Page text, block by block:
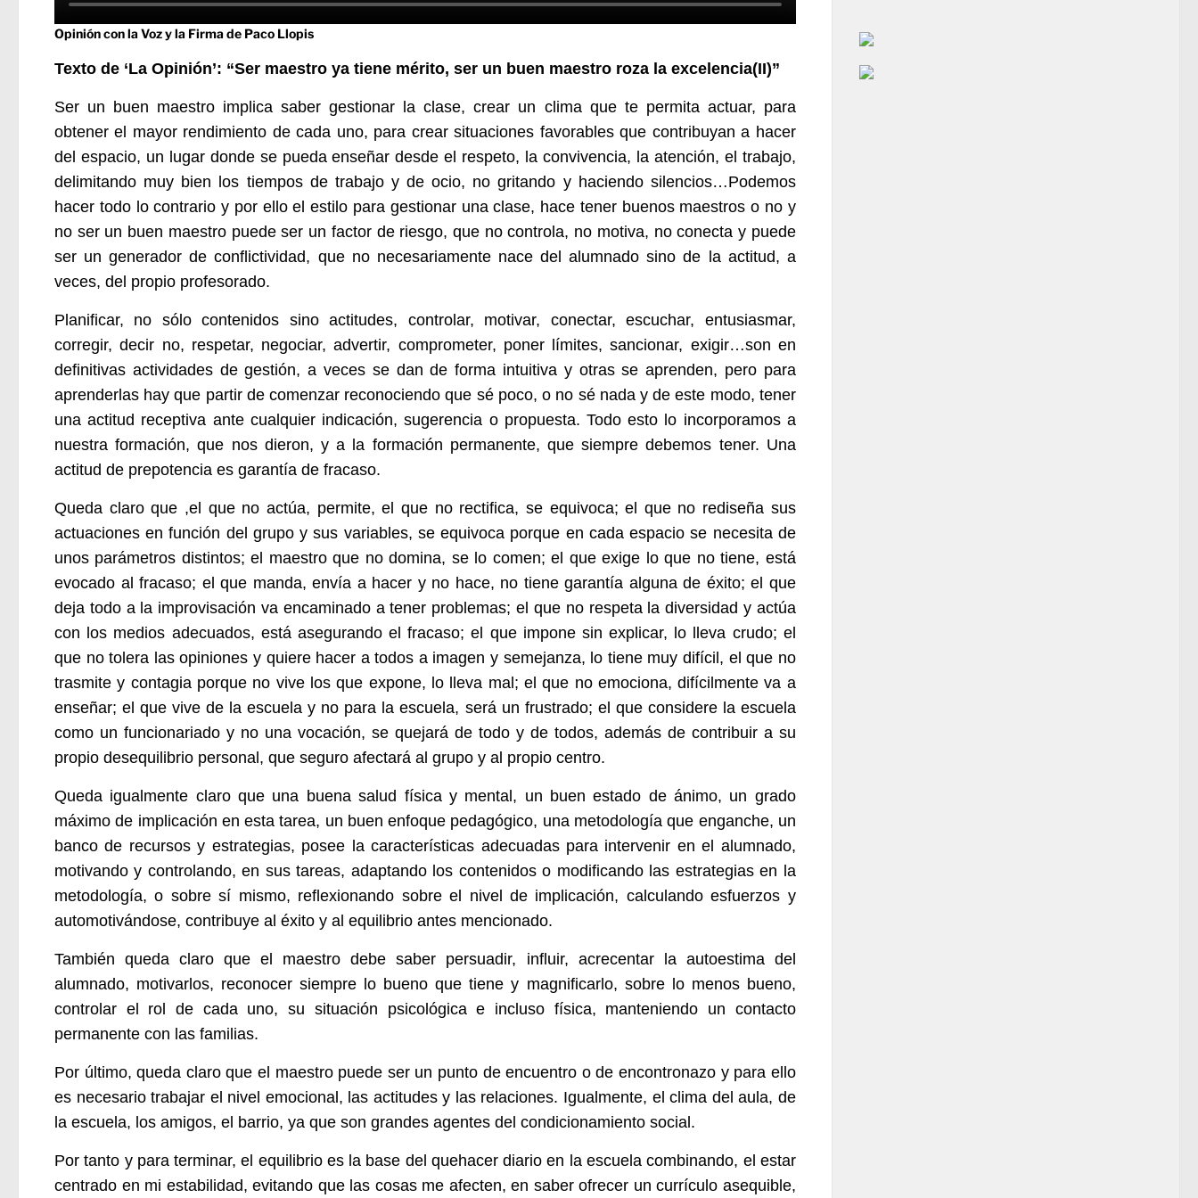
Opinión con la Voz y la Firma de Paco Llopis
Texto de ‘La Opinión’: “Ser maestro ya tiene mérito, ser un buen maestro roza la excelencia(II)”
Ser un buen maestro implica saber gestionar la clase, crear un clima que te permita actuar, para
obtener el mayor rendimiento de cada uno, para crear situaciones favorables que contribuyan a hacer
del espacio, un lugar donde se pueda enseñar desde el respeto, la convivencia, la atención, el trabajo,
delimitando muy bien los tiempos de trabajo y de ocio, no gritando y haciendo silencios…Podemos
hacer todo lo contrario y por ello el estilo para gestionar una clase, hace tener buenos maestros o no y
no ser un buen maestro puede ser un factor de riesgo, que no controla, no motiva, no conecta y puede
ser un generador de conflictividad, que no necesariamente nace del alumnado sino de la actitud, a
veces, del propio profesorado.
Planificar, no sólo contenidos sino actitudes, controlar, motivar, conectar, escuchar, entusiasmar,
corregir, decir no, respetar, negociar, advertir, comprometer, poner límites, sancionar, exigir…son en
definitivas actividades de gestión, a veces se dan de forma intuitiva y otras se aprenden, pero para
aprenderlas hay que partir de comenzar reconociendo que sé poco, o no sé nada y de este modo, tener
una actitud receptiva ante cualquier indicación, sugerencia o propuesta. Todo esto lo incorporamos a
nuestra formación, que nos dieron, y a la formación permanente, que siempre debemos tener. Una
actitud de prepotencia es garantía de fracaso.
Queda claro que ,el que no actúa, permite, el que no rectifica, se equivoca; el que no rediseña sus
actuaciones en función del grupo y sus variables, se equivoca porque en cada espacio se necesita de
unos parámetros distintos; el maestro que no domina, se lo comen; el que exige lo que no tiene, está
evocado al fracaso; el que manda, envía a hacer y no hace, no tiene garantía alguna de éxito; el que
deja todo a la improvisación va encaminado a tener problemas; el que no respeta la diversidad y actúa
con los medios adecuados, está asegurando el fracaso; el que impone sin explicar, lo lleva crudo; el
que no tolera las opiniones y quiere hacer a todos a imagen y semejanza, lo tiene muy difícil, el que no
trasmite y contagia porque no vive los que expone, lo lleva mal; el que no emociona, difícilmente va a
enseñar; el que vive de la escuela y no para la escuela, será un frustrado; el que considere la escuela
como un funcionariado y no una vocación, se quejará de todo y de todos, además de contribuir a su
propio desequilibrio personal, que seguro afectará al grupo y al propio centro.
Queda igualmente claro que una buena salud física y mental, un buen estado de ánimo, un grado
máximo de implicación en esta tarea, un buen enfoque pedagógico, una metodología que enganche, un
banco de recursos y estrategias, posee la características adecuadas para intervenir en el alumnado,
motivando y controlando, en sus tareas, adaptando los contenidos o modificando las estrategias en la
metodología, o sobre sí mismo, reflexionando sobre el nivel de implicación, calculando esfuerzos y
automotivándose, contribuye al éxito y al equilibrio antes mencionado.
También queda claro que el maestro debe saber persuadir, influir, acrecentar la autoestima del
alumnado, motivarlos, reconocer siempre lo bueno que tiene y magnificarlo, sobre lo menos bueno,
controlar el rol de cada uno, su situación psicológica e incluso física, manteniendo un contacto
permanente con las familias.
Por último, queda claro que el maestro puede ser un punto de encuentro o de encontronazo y para ello
es necesario trabajar el nivel emocional, las actitudes y las relaciones. Igualmente, el clima del aula, de
la escuela, los amigos, el barrio, ya que son grandes agentes del condicionamiento social.
Por tanto y para terminar, el equilibrio es la base del quehacer diario en la escuela combinando, el estar
centrado en mi estabilidad, evitando que las cosas me afecten, en saber ofrecer un currículo asequible,